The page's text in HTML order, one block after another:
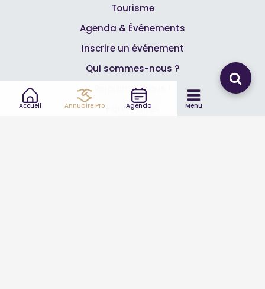
Accueil Annuaire Pro Agenda Menu
Tourisme
Agenda & Événements
Inscrire un événement
Qui sommes-nous ?
Rejoignez-nous !
Partenaires